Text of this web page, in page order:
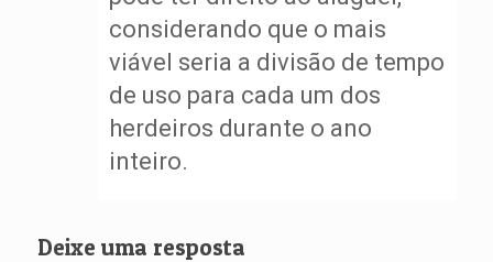
considerando que o mais
viável seria a divisão de tempo
de uso para cada um dos
herdeiros durante o ano
inteiro.
Deixe uma resposta